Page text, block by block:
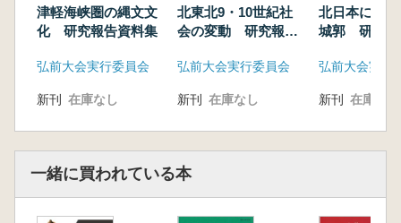
津軽海峡圏の縄文文
化 研究報告資料集
弘前大会実行委員会
新刊 在庫なし
北東北9・10世紀社
会の変動 研究報告
弘前大会実行委員会
新刊 在庫なし
北日本にお
城郭 研究報
弘前大会実行
新刊 在庫なし
一緒に買われている本